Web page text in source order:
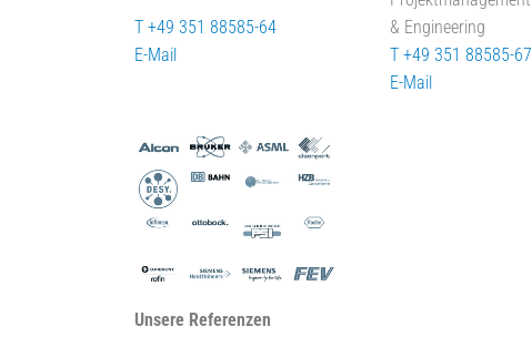
T +49 351 88585-64
E-Mail
& Engineering
T +49 351 88585-67
E-Mail
Unsere Referenzen